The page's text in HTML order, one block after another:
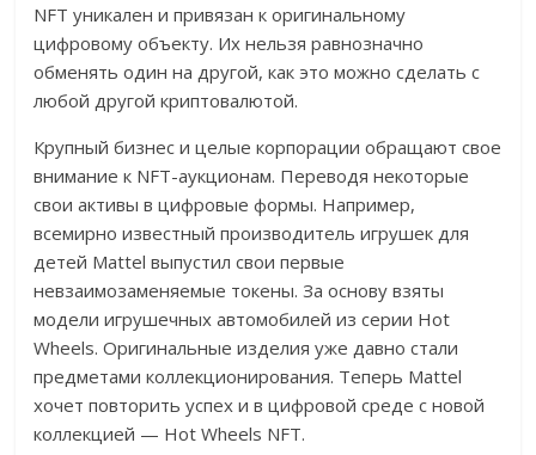
NFT уникален и привязан к оригинальному
цифровому объекту. Их нельзя равнозначно
обменять один на другой, как это можно сделать с
любой другой криптовалютой.
Крупный бизнес и целые корпорации обращают свое
внимание к NFT-аукционам. Переводя некоторые
свои активы в цифровые формы. Например,
всемирно известный производитель игрушек для
детей Mattel выпустил свои первые
невзаимозаменяемые токены. За основу взяты
модели игрушечных автомобилей из серии Hot
Wheels. Оригинальные изделия уже давно стали
предметами коллекционирования. Теперь Mattel
хочет повторить успех и в цифровой среде с новой
коллекцией — Hot Wheels NFT.